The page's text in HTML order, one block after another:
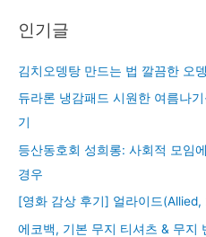
인기글
김치오뎅탕 만드는 법 깔끔한 오
듀라론 냉감패드 시원한 여름나
기
등산동호회 성희롱: 사회적 모임
경우
[영화 감상 후기] 얼라이드(Allied,
에코백, 기본 무지 티셔츠 & 무지